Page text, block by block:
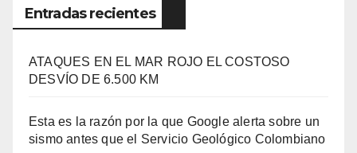
Entradas recientes
ATAQUES EN EL MAR ROJO EL COSTOSO
DESVÍO DE 6.500 KM
Esta es la razón por la que Google alerta sobre un
sismo antes que el Servicio Geológico Colombiano